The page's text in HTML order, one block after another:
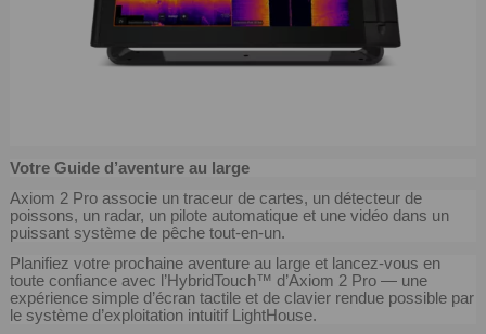
Votre Guide d’aventure au large
Axiom 2 Pro associe un traceur de cartes, un détecteur de
poissons, un radar, un pilote automatique et une vidéo dans un
puissant système de pêche tout-en-un.
Planifiez votre prochaine aventure au large et lancez-vous en
toute confiance avec l’HybridTouch™ d’Axiom 2 Pro — une
expérience simple d’écran tactile et de clavier rendue possible par
le système d’exploitation intuitif LightHouse.